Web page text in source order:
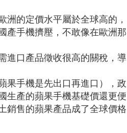
的定價水平屬於全球高的，
產手機擠壓，不敢像在歐洲那
進口產品徵收很高的關稅，導
果手機是先出口再進口），政
生產的蘋果手機基礎價還更便
銷售的蘋果產品成了全球價格